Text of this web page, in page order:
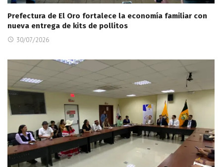
Prefectura de El Oro fortalece la economía familiar con
nueva entrega de kits de pollitos
30/07/2026